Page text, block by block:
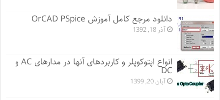
دانلود مرجع کامل آموزش OrCAD PSpice
آذر 18, 1392
انواع اپتوکوپلر و کاربردهای آنها در مدارهای AC و
DC
آبان 20, 1399